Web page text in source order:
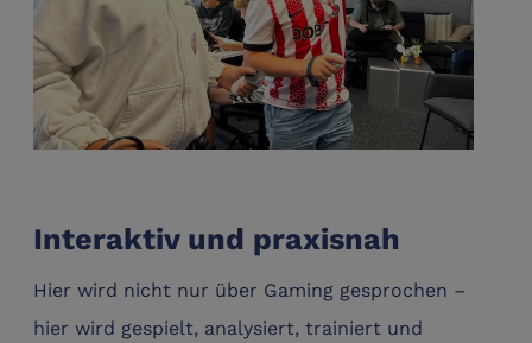
Interaktiv und praxisnah
Hier wird nicht nur über Gaming gesprochen –
hier wird gespielt, analysiert, trainiert und